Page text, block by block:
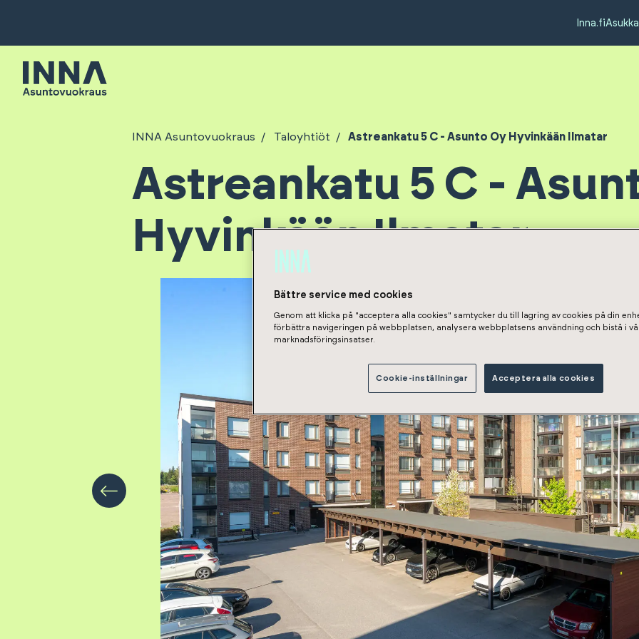
Inna.fi
INNA Asuntovuokraus Taloyhtiöt Astreankatu 5 C - Asunto Oy Hyvinkään Ilmatar
Astreankatu 5 C -
Hyvinkään Ilmatar
Bättre service med cookies
Genom att klicka på "acceptera alla cookies" samtycker du till lagring av cookies på din
förbättra navigeringen på webbplatsen, analysera webbplatsens användning och bistå i
marknadsföringsinsatser.
Cookie-inställningar Acceptera alla cookies